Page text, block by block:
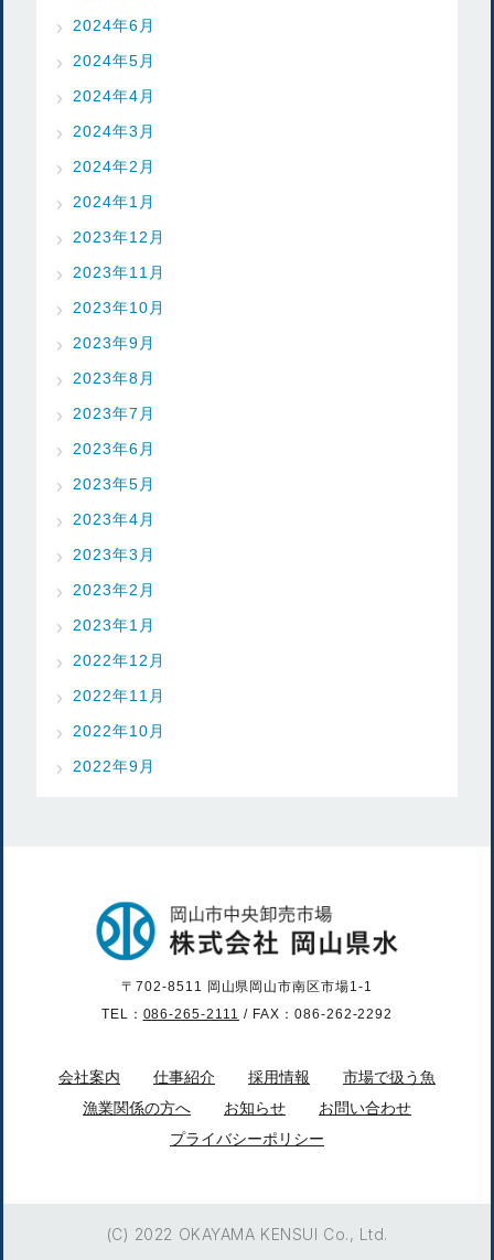
2024年6月
2024年5月
2024年4月
2024年3月
2024年2月
2024年1月
2023年12月
2023年11月
2023年10月
2023年9月
2023年8月
2023年7月
2023年6月
2023年5月
2023年4月
2023年3月
2023年2月
2023年1月
2022年12月
2022年11月
2022年10月
2022年9月
〒702-8511 岡山県岡山市南区市場1-1
TEL： 086-265-2111 / FAX：086-262-2292
会社案内 仕事紹介 採用情報
市場で扱う魚
漁業関係の方へ
お知らせ
お問い合わせ
プライバシーポリシー
(C) 2022 OKAYAMA KENSUI Co., Ltd.